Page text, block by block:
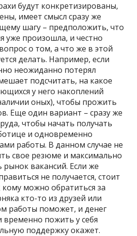
будут конкретизированы,
имеет смысл сразу же
шагу – предположить, что
уже произошла, и честно
о том, а что же в этой
делать. Например, если
неожиданно потерял
подсчитать, на какое
у него накоплений
оных), чтобы прожить
Еще один вариант – сразу же
чтобы начать получать
и одновременно
работы. В данном случае не
свое резюме и максимально
рынок вакансий. Если же
не получается, стоит
можно обратиться за
кто-то из друзей или
работы поможет, и денег
временно пожить у себя
поддержку окажет.